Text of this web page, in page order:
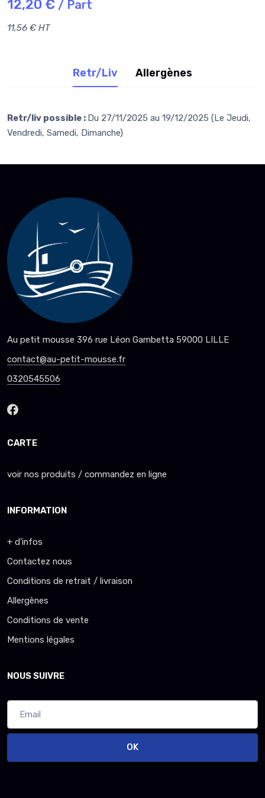
12,20 € / Part
11,56 € HT
Retr/Liv Allergènes
Retr/liv possible : Du 27/11/2025 au 19/12/2025 (Le Jeudi,
Vendredi, Samedi, Dimanche)
Au petit mousse 396 rue Léon Gambetta 59000 LILLE
contact@au-petit-mousse.fr
0320545506
CARTE
voir nos produits / commandez en ligne
INFORMATION
+ d'infos
Contactez nous
Conditions de retrait / livraison
Allergènes
Conditions de vente
Mentions légales
NOUS SUIVRE
OK